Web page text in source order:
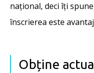
național, deci îţi
înscrierea este
Obține